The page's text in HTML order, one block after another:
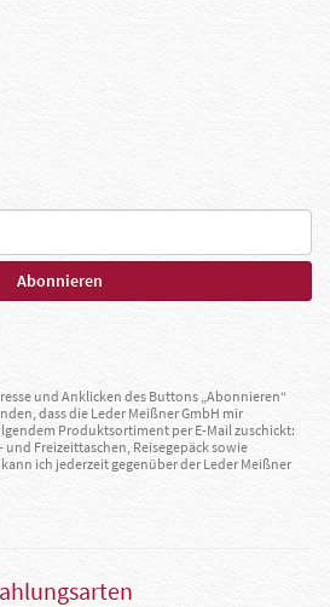
und Anklicken des Buttons „Abonnieren“
dass die Leder Meißner GmbH mir
Produktsortiment per E-Mail zuschickt:
und Freizeittaschen, Reisegepäck sowie
ich jederzeit gegenüber der Leder Meißner